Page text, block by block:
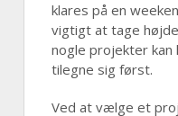
klares på en
vigtigt at tage
nogle projekter
tilegne sig først.
Ved at vælge et